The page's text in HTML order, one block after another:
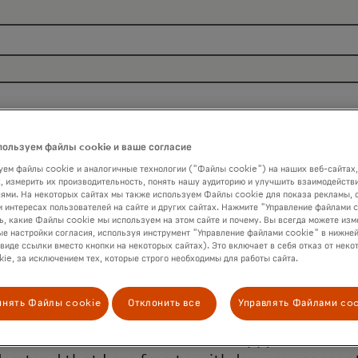
Inc. and its affiliates ('Mastercard') may
products, services and events, as well as
I confirm that I am also happy to be
файлы cookie и ваше согласие
файлы cookie и аналогичные технологии ("Файлы cookie") на наших веб-
измерить их производительность, понять нашу аудиторию и улучшить
На некоторых сайтах мы также используем Файлы cookie для показа рекламы,
интересах пользователей на сайте и других сайтах. Нажмите "Управление
какие Файлы cookie мы используем на этом сайте и почему. Вы всегда можете
настройки согласия, используя инструмент "Управление файлами cookie" в
ссылки вместо кнопки на некоторых сайтах). Это включает в себя отказ от
за исключением тех, которые строго необходимы для работы сайта.
Файлы cookie Отклонить все Управлять Файлами